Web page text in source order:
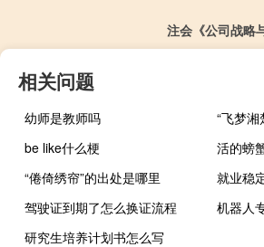
注会《公司战略
相关问题
幼师是教师吗
“飞梦湘
be like什么梗
活的螃
“倦倚绣帘”的出处是哪里
就业稳
驾驶证到期了怎么换证流程
机器人
研究生培养计划书怎么写